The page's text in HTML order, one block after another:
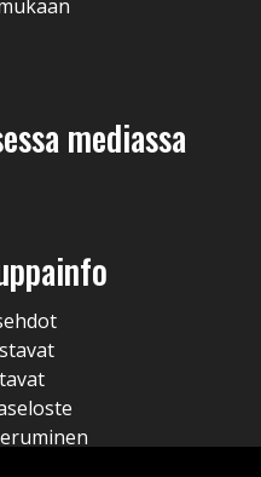
mediassa